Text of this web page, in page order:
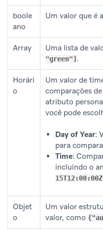
boole
ano
Um valor que é
Array Uma lista de
"green"] .
Horári
o
Um valor de
comparações
atributo
você pode
Day of Year:
para
Time:
incluindo o
15T12:00:00Z
Objet
o
Um valor
valor, como